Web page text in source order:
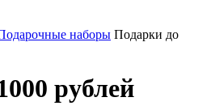
наборы Подарки до
рублей